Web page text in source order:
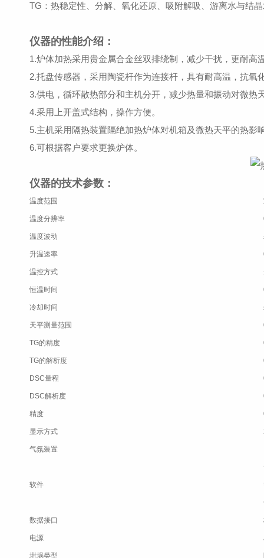
TG：热稳定性、分解、氧化还原、吸附解吸、游离水与结
仪器的性能介绍：
1.炉体加热采用贵金属合金丝双排绕制，减少干扰，更耐高
2.托盘传感器，采用陶瓷杆作为连接杆，具有耐高温，抗氧
3.供电，循环散热部分和主机分开，减少热量和振动对微热
4.采用上开盖式结构，操作方便。
5.主机采用隔热装置隔绝加热炉体对机箱及微热天平的热影
6.可根据客户要求更换炉体。
仪器的技术参数：
温度范围
温度分辨率
温度波动
升温速率
温控方式
恒温时间
冷却时间
天平测量范围
TG的精度
TG的解析度
DSC量程
DSC解析度
精度
显示方式
气氛装置
软件
数据接口
电源
坩埚类型